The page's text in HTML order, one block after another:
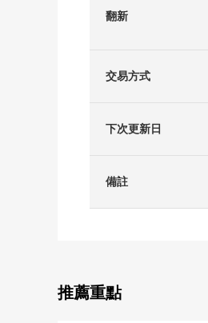
翻新
交易方式
下次更新日
備註
推薦重點